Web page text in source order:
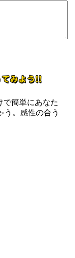
で簡単にあなた
う。感性の合う